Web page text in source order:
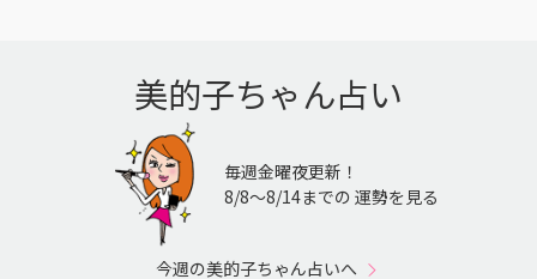
美的子ちゃん占い
毎週金曜夜更新！
8/8〜8/14までの 運勢を見る
今週の美的子ちゃん占いへ